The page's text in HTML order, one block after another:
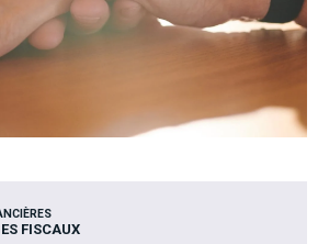
FISCAUX